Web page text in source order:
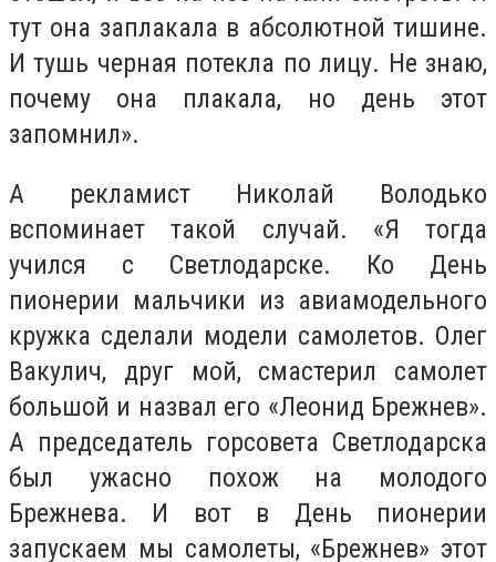
тут она заплакала в абсолютной тишине.
И тушь черная потекла по лицу. Не знаю,
почему она плакала, но день этот
запомнил».
А рекламист Николай Володько
вспоминает такой случай. «Я тогда
учился с Светлодарске. Ко День
пионерии мальчики из авиамодельного
кружка сделали модели самолетов. Олег
Вакулич, друг мой, смастерил самолет
большой и назвал его «Леонид Брежнев».
А председатель горсовета Светлодарска
был ужасно похож на молодого
Брежнева. И вот в День пионерии
запускаем мы самолеты, «Брежнев» этот